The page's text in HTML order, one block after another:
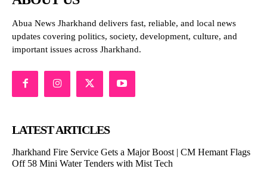
Abua News Jharkhand delivers fast, reliable, and local news
updates covering politics, society, development, culture, and
important issues across Jharkhand.
LATEST ARTICLES
Jharkhand Fire Service Gets a Major Boost | CM Hemant Flags
Off 58 Mini Water Tenders with Mist Tech